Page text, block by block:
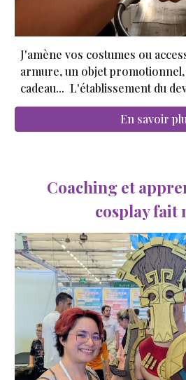
J'amène vos costumes ou
armure, un objet
cadeau... L'établissement du
En savoir
Coaching et
cosplay fait